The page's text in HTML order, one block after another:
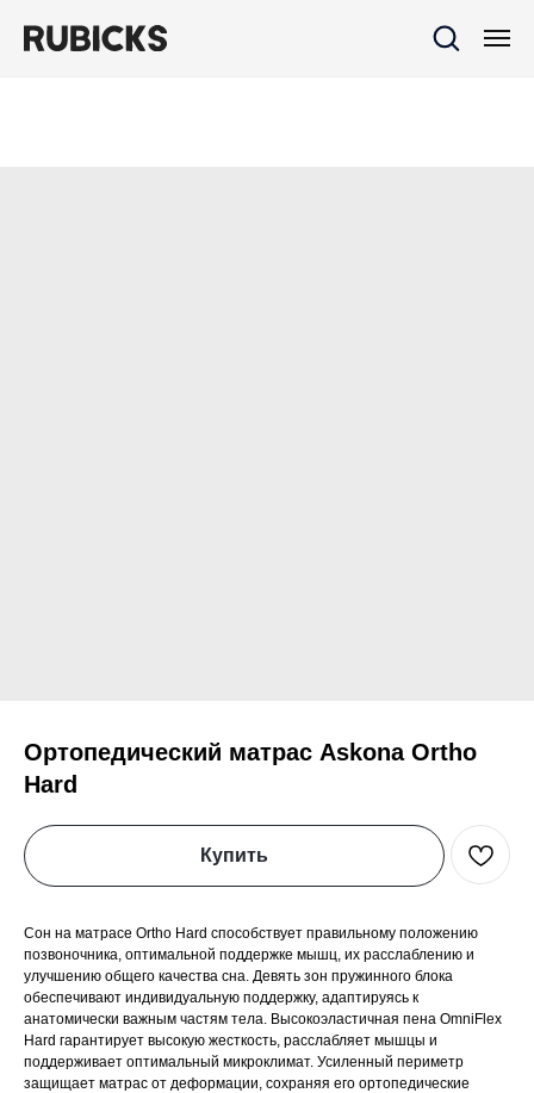
Ортопедический матрас Askona Ortho
Hard
Купить
Сон на матрасе Ortho Hard способствует правильному положению
позвоночника, оптимальной поддержке мышц, их расслаблению и
улучшению общего качества сна. Девять зон пружинного блока
обеспечивают индивидуальную поддержку, адаптируясь к
анатомически важным частям тела. Высокоэластичная пена OmniFlex
Hard гарантирует высокую жесткость, расслабляет мышцы и
поддерживает оптимальный микроклимат. Усиленный периметр
защищает матрас от деформации, сохраняя его ортопедические